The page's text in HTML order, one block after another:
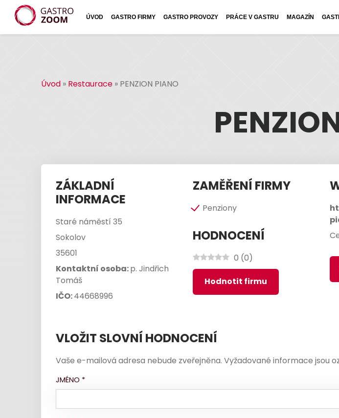
ÚVOD GASTRO FIRMY GASTRO PROVOZY PRÁCE V GASTRU MAGAZÍN
Úvod » Restaurace » PENZION PIANO
ZÁKLADNÍ
INFORMACE
Staré náměstí 35
Sokolov
35601
Kontaktní osoba:p. Jindřich
Tomáš
IČO:44668996
ZAMĚŘENÍ FIRMY
Penziony
HODNOCENÍ
0 (0)
Hodnotit firmu
VLOŽIT SLOVNÍ HODNOCENÍ
Vaše e-mailová adresa nebude zveřejněna. Vyžadované informace jsou
JMÉNO *